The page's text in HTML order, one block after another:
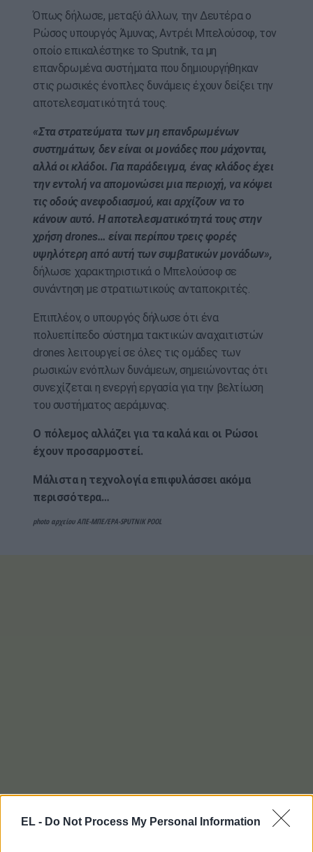
EL - Do Not Process My Personal Information
Όπως δήλωσε, μεταξύ άλλων, την Δευτέρα ο
Ρώσος υπουργός Άμυνας, Αντρέι Μπελούσοφ, τον
οποίο επικαλέστηκε το Sputnik, τα μη
επανδρωμένα συστήματα που δημιουργήθηκαν
στις ρωσικές ένοπλες δυνάμεις έχουν δείξει την
αποτελεσματικότητά τους.
«Στα στρατεύματα των μη επανδρωμένων
συστημάτων, δεν είναι οι μονάδες που μάχονται,
αλλά οι κλάδοι. Για παράδειγμα, ένας κλάδος έχει
την εντολή να απομονώσει μια περιοχή, να κόψει
τις οδούς ανεφοδιασμού, και αρχίζουν να το
κάνουν αυτό. Η αποτελεσματικότητά τους στην
χρήση drones… είναι περίπου τρεις φορές
υψηλότερη από αυτή των συμβατικών μονάδων»,
δήλωσε χαρακτηριστικά ο Μπελούσοφ σε
συνάντηση με στρατιωτικούς ανταποκριτές.
Επιπλέον, ο υπουργός δήλωσε ότι ένα
πολυεπίπεδο σύστημα τακτικών αναχαιτιστών
drones λειτουργεί σε όλες τις ομάδες των
ρωσικών ενόπλων δυνάμεων, σημειώνοντας ότι
συνεχίζεται η ενεργή εργασία για την βελτίωση
του συστήματος αεράμυνας.
Ο πόλεμος αλλάζει για τα καλά και οι Ρώσοι
έχουν προσαρμοστεί.
Μάλιστα η τεχνολογία επιφυλάσσει ακόμα
περισσότερα…
photo αρχείου ΑΠΕ-ΜΠΕ/EPA-SPUTNIK POOL